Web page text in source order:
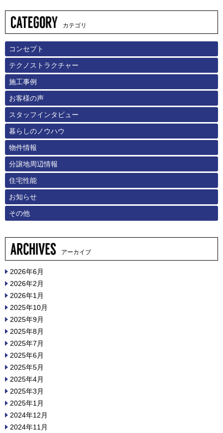
カテゴリ
コンセプト
テクノストラクチャー
施工事例
お客様の声
スタッフインタビュー
暮らしのノウハウ
物件情報
分譲地周辺情報
住宅性能
お知らせ
その他
アーカイブ
2026年6月
2026年2月
2026年1月
2025年10月
2025年9月
2025年8月
2025年7月
2025年6月
2025年5月
2025年4月
2025年3月
2025年1月
2024年12月
2024年11月